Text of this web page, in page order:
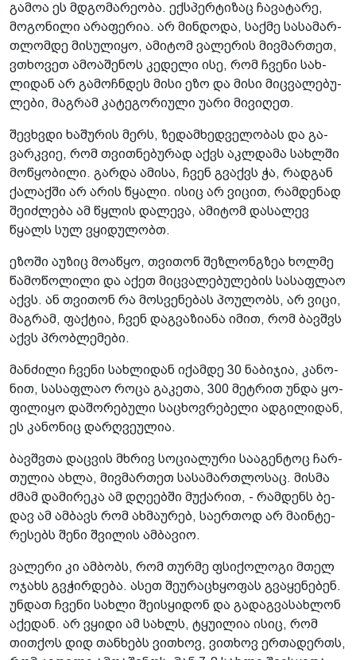
გა­მოა ეს მდგო­მა­რე­ო­ბა. ექ­სპერ­ტი­ზაც ჩა­ვა­ტა­რე,
მო­გო­ნი­ლი არა­ფე­რია. არ მინ­დო­და, საქ­მე სა­სა­მარ­
თლომ­დე მი­სუ­ლი­ყო, ამი­ტომ ვა­ლე­რის მივ­მარ­თეთ,
ვთხო­ვეთ ამო­ა­შე­ნოს კე­დე­ლი ისე, რომ ჩვე­ნი სახ­
ლი­დან არ გა­მოჩ­ნდეს მისი ეზო და მისი მიც­ვა­ლე­ბუ­
ლე­ბი, მაგ­რამ კა­ტე­გო­რი­უ­ლი უარი მი­ვი­ღეთ.
შევ­ხვდი ხა­შუ­რის მერს, ზე­დამ­ხედ­ვე­ლო­ბას და გა­
ვარ­კვიე, რომ თვით­ნე­ბუ­რად აქვს აკ­ლდა­მა სახ­ლში
მო­წყო­ბი­ლი. გარ­და ამი­სა, ჩვენ გვაქვს ჭა, რად­გან
ქა­ლაქ­ში არ არის წყა­ლი. ისიც არ ვი­ცით, რამ­დე­ნად
შე­იძ­ლე­ბა ამ წყლის და­ლე­ვა, ამი­ტომ და­სა­ლევ
წყალს სულ ვყი­დუ­ლობთ.
ეზო­ში აუ­ზიც მო­ა­წყო, თვი­თონ შეზ­ლონგზეა ხოლ­მე
წა­მო­წო­ლი­ლი და აქეთ მიც­ვა­ლე­ბუ­ლე­ბის სა­საფ­ლაო
აქვს. ან თვი­თონ რა მოს­ვე­ნე­ბას პო­უ­ლობს, არ ვიცი,
მაგ­რამ, ფაქ­ტია, ჩვენ დაგ­ვა­ზი­ა­ნა იმით, რომ ბავ­შვს
აქვს პრობ­ლე­მე­ბი.
მან­ძი­ლი ჩვე­ნი სახ­ლი­დან იქამ­დე 30 ნა­ბი­ჯია, კა­ნო­
ნით, სა­საფ­ლაო როცა გა­კე­თა, 300 მეტ­რით უნდა ყო­
ფი­ლი­ყო და­შო­რე­ბუ­ლი სა­ცხოვ­რე­ბე­ლი ად­გი­ლი­დან,
ეს კა­ნო­ნიც დარ­ღვე­უ­ლია.
ბავ­შვთა დაც­ვის მხრივ სო­ცი­ა­ლუ­რი სა­ა­გენ­ტოც ჩარ­
თუ­ლია ახლა, მივ­მარ­თეთ სა­სა­მარ­თლო­საც. მის­მა
ძმამ და­მი­რე­კა ამ დღე­ებ­ში მუ­ქა­რით, - რამ­დენს ბე­
დავ ამ ამ­ბავს რომ ახ­მა­უ­რებ, სა­ერ­თოდ არ მა­ინ­ტე­
რე­სებს შენი შვი­ლის ამ­ბა­ვიო.
ვა­ლე­რი კი ამ­ბობს, რომ თურ­მე ფსი­ქო­ლო­გი მთელ
ოჯახს გვჭირ­დე­ბა. ასეთ შე­უ­რა­ცხყო­ფას გვა­ყე­ნე­ბენ.
უნ­დათ ჩვე­ნი სახ­ლი შე­ის­ყი­დონ და გა­დაგ­ვა­სახ­ლონ
აქე­დან. არ ვყი­დი ამ სახ­ლს, ტყუ­ი­ლია ისიც, რომ
თით­ქოს დიდ თან­ხებს ვი­თხოვ, ვი­თხოვ ერ­თა­დერ­თს,